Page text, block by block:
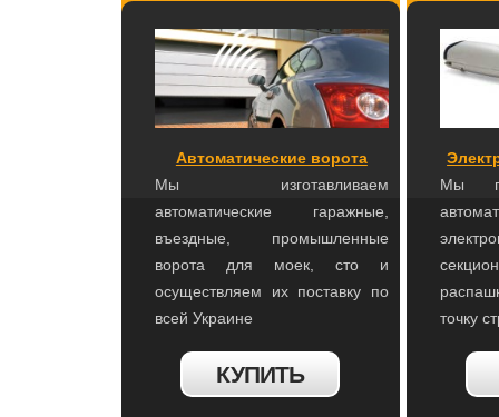
Автоматические ворота
Мы изготавливаем
автоматические гаражные,
въездные, промышленные
ворота для моек, сто и
осуществляем их поставку по
всей Украине
КУПИТЬ
Мы
точку